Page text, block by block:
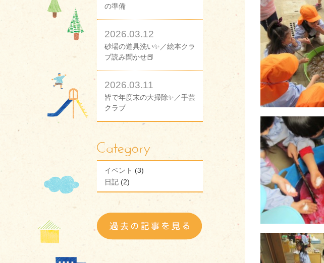
の準備
2026.03.12
砂場の道具洗い✨／絵本クラ
ブ読み聞かせ📕
2026.03.11
皆で年度末の大掃除✨／手芸
クラブ
イベント (3)
日記 (2)